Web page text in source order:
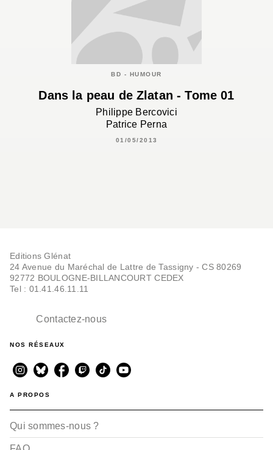
BD - HUMOUR
Dans la peau de Zlatan - Tome 01
Philippe Bercovici
Patrice Perna
01/05/2013
Editions Glénat
24 Avenue du Maréchal de Lattre de Tassigny - CS 80269
92772 BOULOGNE-BILLANCOURT CEDEX
Tel : 01.41.46.11.11
Contactez-nous
NOS RÉSEAUX
A PROPOS
Qui sommes-nous ?